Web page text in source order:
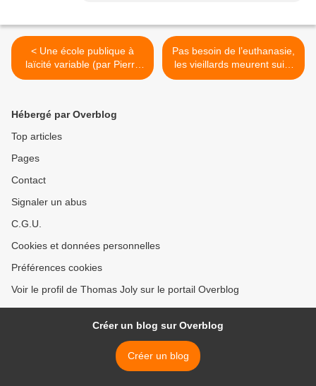
< Une école publique à
laïcité variable (par Pierre
Mylestin)
Pas besoin de l’euthanasie,
les vieillards meurent suite
à des agressions (par J-P
Hébergé par Overblog
Top articles
Pages
Contact
Signaler un abus
C.G.U.
Cookies et données personnelles
Préférences cookies
Voir le profil de Thomas Joly sur le portail Overblog
Créer un blog sur Overblog
Créer un blog